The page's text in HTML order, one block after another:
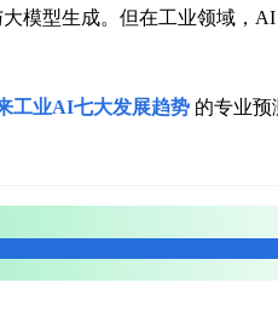
型生成。但在工业领域，AI
工业AI七大发展趋势 的专业预